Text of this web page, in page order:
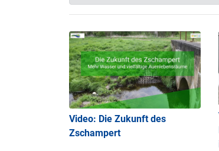
Video: Die Zukunft des
Zschampert